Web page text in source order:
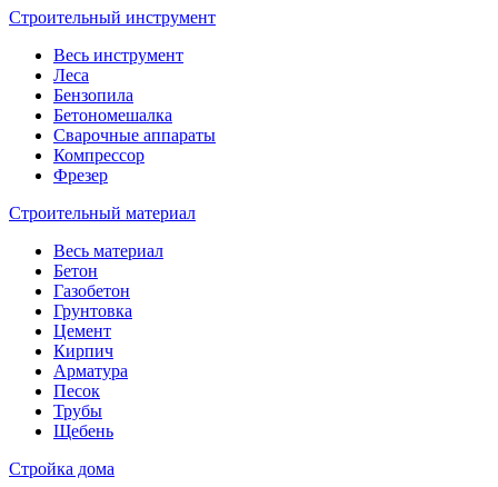
Строительный инструмент
Весь инструмент
Леса
Бензопила
Бетономешалка
Сварочные аппараты
Компрессор
Фрезер
Строительный материал
Весь материал
Бетон
Газобетон
Грунтовка
Цемент
Кирпич
Арматура
Песок
Трубы
Щебень
Стройка дома